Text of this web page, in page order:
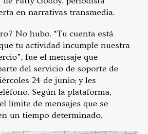
en narrativas transmedia.
No hubo. “Tu cuenta está
tu actividad incumple nuestra
fue el mensaje que
del servicio de soporte de
24 de junio; y les
Según la plataforma,
límite de mensajes que se
un tiempo determinado.